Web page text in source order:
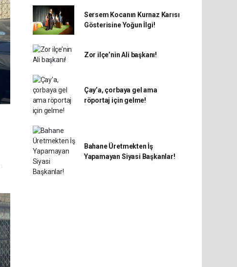
Sersem Kocanın Kurnaz Karısı
Gösterisine Yoğun İlgi!
Zor ilçe’nin Ali başkanı!
Çay’a, çorbaya gel ama
röportaj için gelme!
Bahane Üretmekten İş
Yapamayan Siyasi Başkanlar!